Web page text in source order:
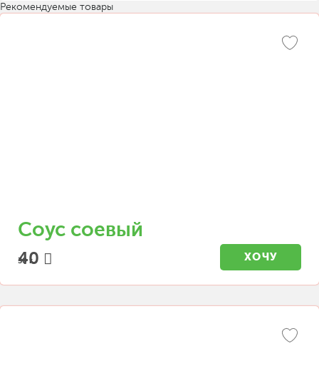
Рекомендуемые товары
Соус соевый
30 г.
40 ХОЧУ